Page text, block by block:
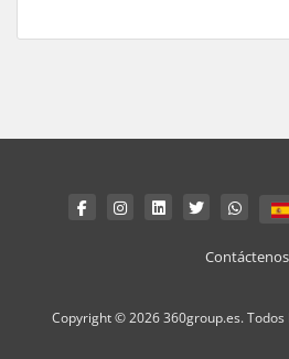
Contáctenos
Copyright © 2026 360group.es.